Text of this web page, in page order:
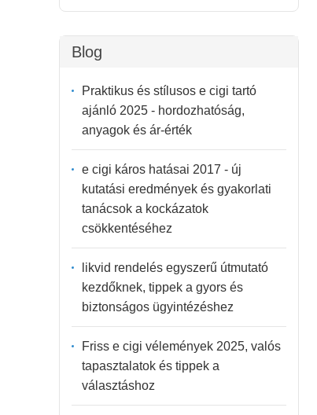
Blog
Praktikus és stílusos e cigi tartó
ajánló 2025 - hordozhatóság,
anyagok és ár-érték
e cigi káros hatásai 2017 - új
kutatási eredmények és gyakorlati
tanácsok a kockázatok
csökkentéséhez
likvid rendelés egyszerű útmutató
kezdőknek, tippek a gyors és
biztonságos ügyintézéshez
Friss e cigi vélemények 2025, valós
tapasztalatok és tippek a
választáshoz